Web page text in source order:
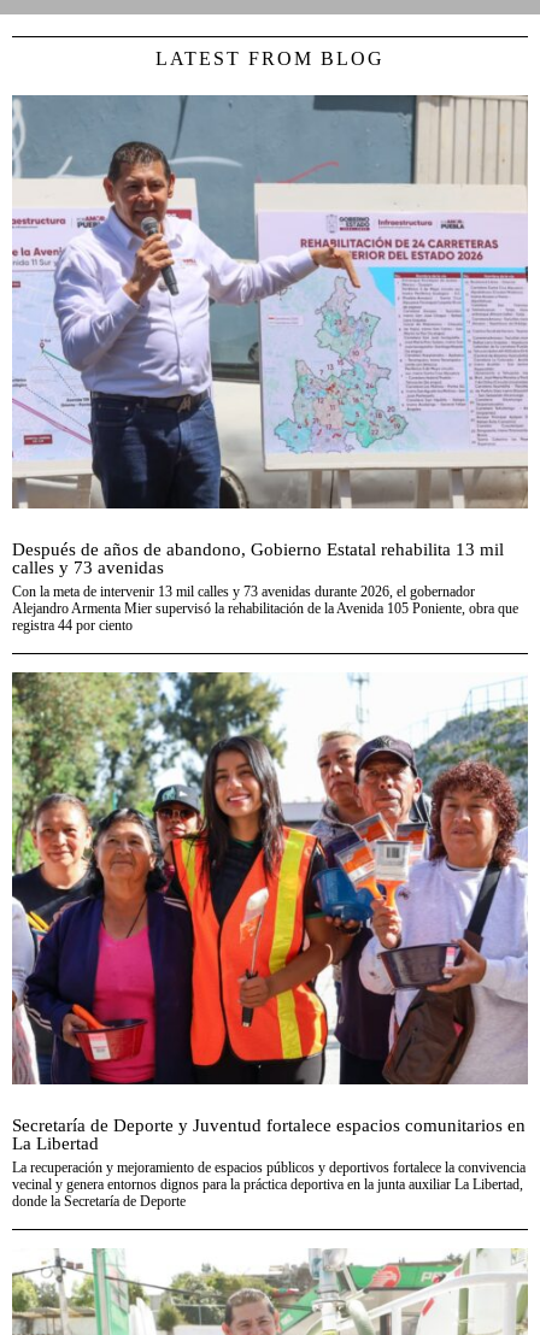
LATEST FROM BLOG
Después de años de abandono, Gobierno Estatal rehabilita 13 mil
calles y 73 avenidas
Con la meta de intervenir 13 mil calles y 73 avenidas durante 2026, el gobernador
Alejandro Armenta Mier supervisó la rehabilitación de la Avenida 105 Poniente, obra que
registra 44 por ciento
Secretaría de Deporte y Juventud fortalece espacios comunitarios en
La Libertad
La recuperación y mejoramiento de espacios públicos y deportivos fortalece la convivencia
vecinal y genera entornos dignos para la práctica deportiva en la junta auxiliar La Libertad,
donde la Secretaría de Deporte